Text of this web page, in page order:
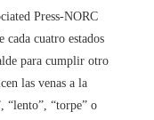
Press-NORC
cuatro estados
para cumplir otro
las venas a la
“lento”, “torpe” o